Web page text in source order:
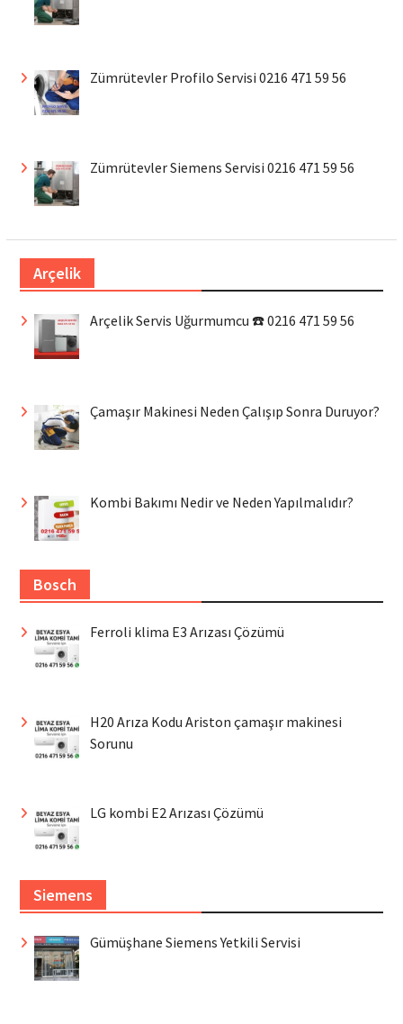
Zümrütevler Profilo Servisi 0216 471 59 56
Zümrütevler Siemens Servisi 0216 471 59 56
Arçelik
Arçelik Servis Uğurmumcu ☎️ 0216 471 59 56
Çamaşır Makinesi Neden Çalışıp Sonra Duruyor?
Kombi Bakımı Nedir ve Neden Yapılmalıdır?
Bosch
Ferroli klima E3 Arızası Çözümü
H20 Arıza Kodu Ariston çamaşır makinesi
Sorunu
LG kombi E2 Arızası Çözümü
Siemens
Gümüşhane Siemens Yetkili Servisi